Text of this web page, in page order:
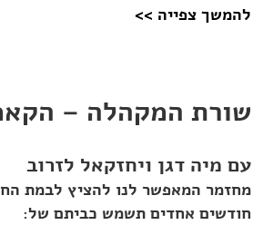
להמשך צפייה >>
שורת המקהלה –
עם מיה דגן ויחזקאל לזרוב
מחזמר המאפשר לנו להציץ לבמת
חודשים אחדים תשמש כביתם של: